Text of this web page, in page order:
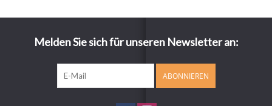
Melden Sie sich für unseren Newsletter an:
ABONNIEREN